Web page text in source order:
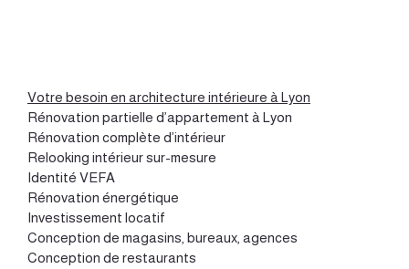
Votre besoin en architecture intérieure à Lyon
Rénovation partielle d’appartement à Lyon
Rénovation complète d’intérieur
Relooking intérieur sur-mesure
Identité VEFA
Rénovation énergétique
Investissement locatif
Conception de magasins, bureaux, agences
Conception de restaurants